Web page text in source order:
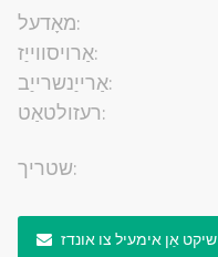
מאָדעל:
אַרויסווייַז:
אַרייַנשרייַב:
רעזולטאַט:
שטריך:
שיקט אַן אימעיל צו אונדז